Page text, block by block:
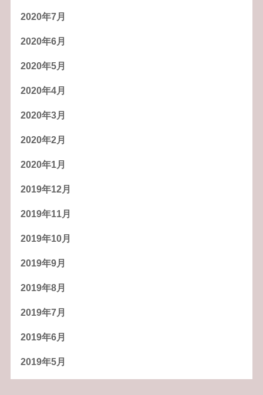
2020年7月
2020年6月
2020年5月
2020年4月
2020年3月
2020年2月
2020年1月
2019年12月
2019年11月
2019年10月
2019年9月
2019年8月
2019年7月
2019年6月
2019年5月